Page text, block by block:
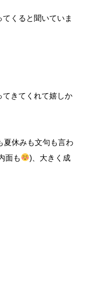
くると聞いていま
てきてくれて嬉しか
夏休みも文句も言わ
面も
)、大きく成